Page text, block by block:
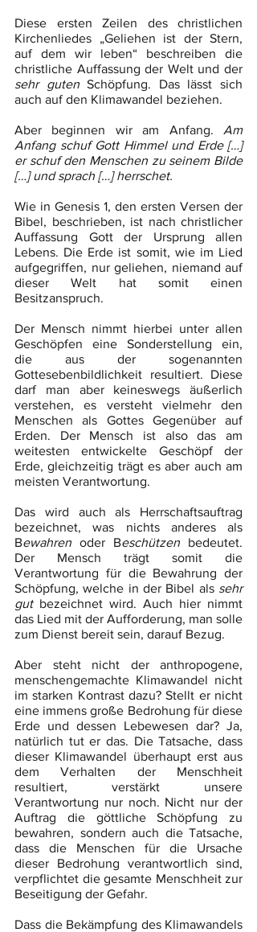
Diese ersten Zeilen des christlichen
Kirchenliedes „Geliehen ist der Stern,
auf dem wir leben“ beschreiben die
sehr guten Schöpfung. Das lässt sich
auch auf den Klimawandel beziehen.
Aber beginnen wir am Anfang. Am
Anfang schuf Gott Himmel und Erde […]
er schuf den Menschen zu seinem Bilde
[…] und sprach […] herrschet.
Wie in Genesis 1, den ersten Versen der
Bibel, beschrieben, ist nach christlicher
Auffassung Gott der Ursprung allen
Lebens. Die Erde ist somit, wie im Lied
aufgegriffen, nur geliehen, niemand auf
dieser Welt hat somit einen
Besitzanspruch.
Der Mensch nimmt hierbei unter allen
Geschöpfen eine Sonderstellung ein,
die aus der sogenannten
Gottesebenbildlichkeit resultiert. Diese
darf man aber keineswegs äußerlich
verstehen, es versteht vielmehr den
Menschen als Gottes Gegenüber auf
Erden. Der Mensch ist also das am
weitesten entwickelte Geschöpf der
Erde, gleichzeitig trägt es aber auch am
meisten Verantwortung.
Das wird auch als Herrschaftsauftrag
bezeichnet, was nichts anderes als
Bewahren oder Beschützen bedeutet.
Der Mensch trägt somit die
Verantwortung für die Bewahrung der
Schöpfung, welche in der Bibel als sehr
gut bezeichnet wird. Auch hier nimmt
das Lied mit der Aufforderung, man solle
zum Dienst bereit sein, darauf Bezug.
Aber steht nicht der anthropogene,
menschengemachte Klimawandel nicht
im starken Kontrast dazu? Stellt er nicht
eine immens große Bedrohung für diese
Erde und dessen Lebewesen dar? Ja,
natürlich tut er das. Die Tatsache, dass
dieser Klimawandel überhaupt erst aus
dem Verhalten der Menschheit
resultiert, verstärkt unsere
Verantwortung nur noch. Nicht nur der
Auftrag die göttliche Schöpfung zu
bewahren, sondern auch die Tatsache,
dass die Menschen für die Ursache
dieser Bedrohung verantwortlich sind,
verpflichtet die gesamte Menschheit zur
Beseitigung der Gefahr.
Dass die Bekämpfung des Klimawandels